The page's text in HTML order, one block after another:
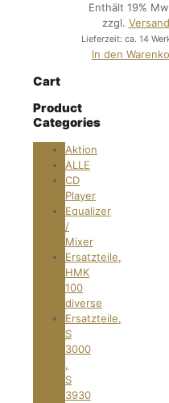
Enthält 19%
zzgl. Versand
Lieferzeit: ca. 14
In den
Cart
Product
Categories
Aktion
ALLE
CD
Player
Equalizer
/
Mixer
Ersatzteile,
HMK
100
diverse
Ersatzteile,
S
3000
,
S
3930